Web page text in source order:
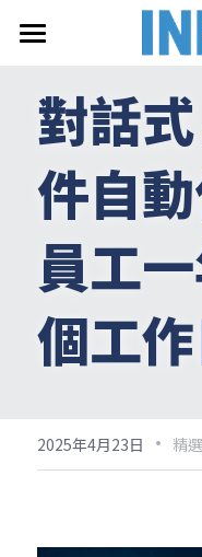
關於InfoAI
訂閱電子報
最新文章
搜索
email聯絡
對話
件自
員工
個工
2025年4月23日 · 精